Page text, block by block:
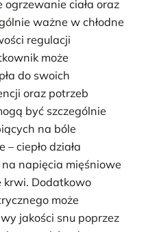
ciała oraz
ważne w chłodne
regulacji
może
do swoich
oraz potrzeb
być szczególnie
na bóle
ciepło działa
na napięcia mięśniowe
krwi. Dodatkowo
może
jakości snu poprzez